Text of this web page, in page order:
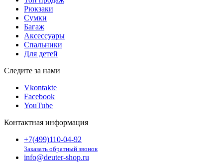
Рюкзаки
Сумки
Багаж
Аксессуары
Спальники
Для детей
Следите за нами
Vkontakte
Facebook
YouTube
Контактная информация
+7(499)110-04-92
Заказать обратный звонок
info@deuter-shop.ru